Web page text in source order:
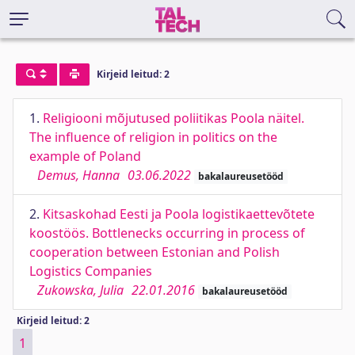
Kirjeid leitud: 2
1. Religiooni mõjutused poliitikas Poola näitel.
The influence of religion in politics on the
example of Poland
Demus, Hanna 03.06.2022 bakalaureusetööd
2. Kitsaskohad Eesti ja Poola logistikaettevõtete
koostöös. Bottlenecks occurring in process of
cooperation between Estonian and Polish
Logistics Companies
Zukowska, Julia 22.01.2016 bakalaureusetööd
Kirjeid leitud: 2
1